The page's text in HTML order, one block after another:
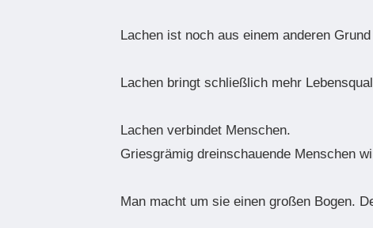
Lachen ist noch aus einem anderen
Lachen bringt schließlich mehr
Lachen verbindet Menschen.
Griesgrämig dreinschauende Menschen
Man macht um sie einen großen Bogen.